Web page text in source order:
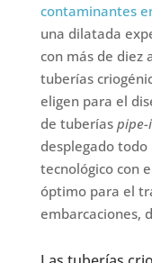
contaminantes
una dilatada
con más de diez
tuberías
eligen para el
de tuberías
desplegado
tecnológico con
óptimo para el
embarcaciones,